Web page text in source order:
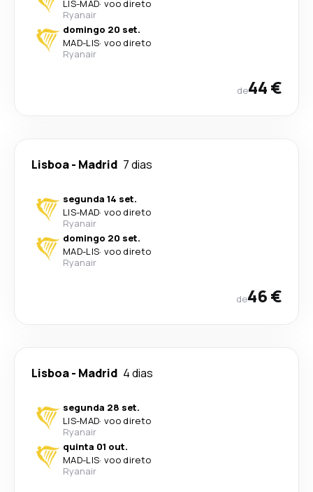
LIS-MAD· voo direto
Ryanair
domingo 20 set.
MAD-LIS· voo direto
Ryanair
de44 €
Lisboa- Madrid 7 dias
segunda 14 set.
LIS-MAD· voo direto
Ryanair
domingo 20 set.
MAD-LIS· voo direto
Ryanair
de46 €
Lisboa- Madrid 4 dias
segunda 28 set.
LIS-MAD· voo direto
Ryanair
quinta 01 out.
MAD-LIS· voo direto
Ryanair